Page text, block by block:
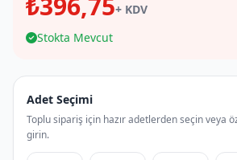
+ KDV
Stokta Mevcut
Adet Seçimi
Toplu sipariş için hazır adetlerden seçin veya
girin.